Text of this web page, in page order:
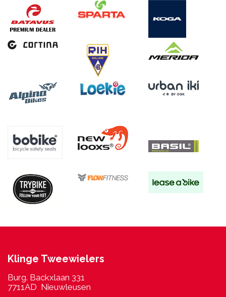
Klinge Tweewielers
Burg. Backxlaan 331
7711AD Nieuwleusen